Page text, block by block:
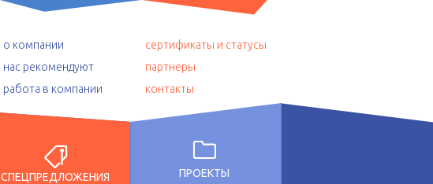
о компании
нас рекомендуют
работа в компании
сертификаты и статусы
партнеры
контакты
СПЕЦПРЕДЛОЖЕНИЯ ПРОЕКТЫ